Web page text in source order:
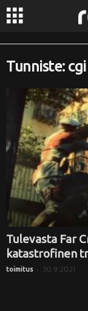
R
Tunniste: cgi
Tulevasta Far
katastrofinen
toimitus - 30.9.2021